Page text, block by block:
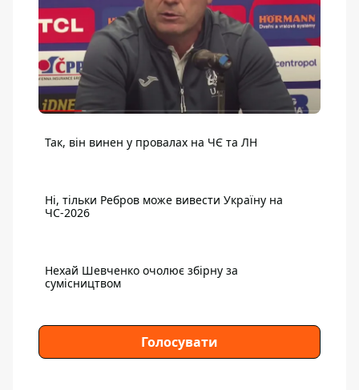
Так, він винен у провалах на ЧЄ та ЛН
Ні, тільки Ребров може вивести Україну на
ЧС-2026
Нехай Шевченко очолює збірну за
сумісництвом
Голосувати